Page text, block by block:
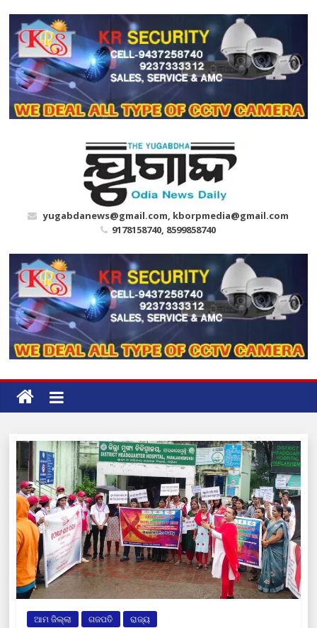
content
yugabdanews@gmail.com, kborpmedia@gmail.com
9178158740, 8599858740
ଆମ ଜିଲ୍ଲା ଗଜପତି ରାଜ୍ୟ